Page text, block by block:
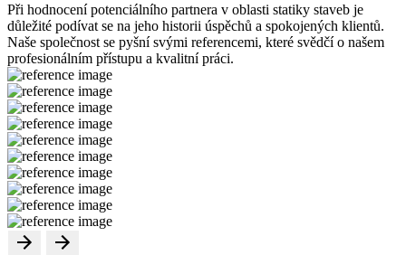
Při hodnocení potenciálního partnera v oblasti statiky staveb je
důležité podívat se na jeho historii úspěchů a spokojených klientů.
Naše společnost se pyšní svými referencemi, které svědčí o našem
profesionálním přístupu a kvalitní práci.